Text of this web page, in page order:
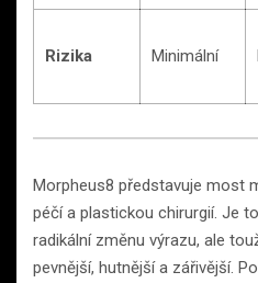
Rizika Minimální
Morpheus8 představuje most
péčí a plastickou chirurgií. Je
radikální změnu výrazu, ale
pevnější, hutnější a zářivější.